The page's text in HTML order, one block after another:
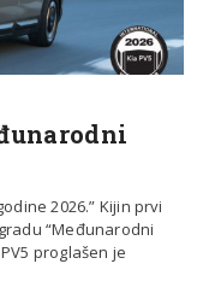
2026.” Kijin prvi
“Međunarodni
proglašen je